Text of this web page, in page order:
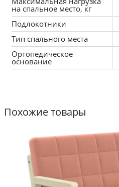
на спальное место, кг
Подлокотники
Тип спального места
Ортопедическое
основание
Похожие товары